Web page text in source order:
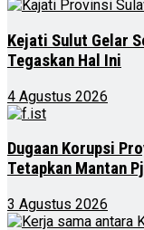
Kejati Sulut Gelar
Tegaskan Hal Ini
4 Agustus 2026
Dugaan Korupsi
Tetapkan Mantan
3 Agustus 2026